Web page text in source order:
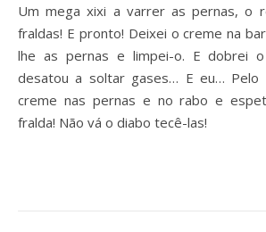
Um mega xixi a varrer as pernas, o
fraldas! E pronto! Deixei o creme na
lhe as pernas e limpei-o. E dobrei
desatou a soltar gases… E eu… Pelo
creme nas pernas e no rabo e
fralda! Não vá o diabo tecê-las!